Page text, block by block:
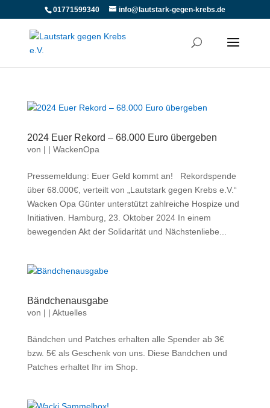
01771599340 info@lautstark-gegen-krebs.de
2024 Euer Rekord – 68.000 Euro übergeben
von | | WackenOpa
Pressemeldung: Euer Geld kommt an! Rekordspende
über 68.000€, verteilt von „Lautstark gegen Krebs e.V.“
Wacken Opa Günter unterstützt zahlreiche Hospize und
Initiativen. Hamburg, 23. Oktober 2024 In einem
bewegenden Akt der Solidarität und Nächstenliebe...
Bändchenausgabe
von | | Aktuelles
Bändchen und Patches erhalten alle Spender ab 3€
bzw. 5€ als Geschenk von uns. Diese Bandchen und
Patches erhaltet Ihr im Shop.